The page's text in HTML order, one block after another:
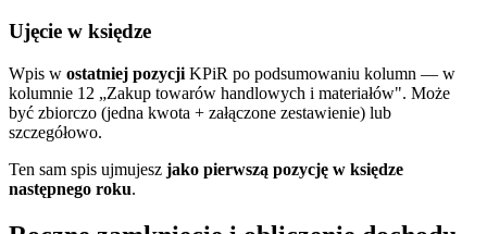
Ujęcie w księdze
Wpis w ostatniej pozycji KPiR po podsumowaniu kolumn — w
kolumnie 12 „Zakup towarów handlowych i materiałów". Może
być zbiorczo (jedna kwota + załączone zestawienie) lub
szczegółowo.
Ten sam spis ujmujesz jako pierwszą pozycję w księdze
następnego roku.